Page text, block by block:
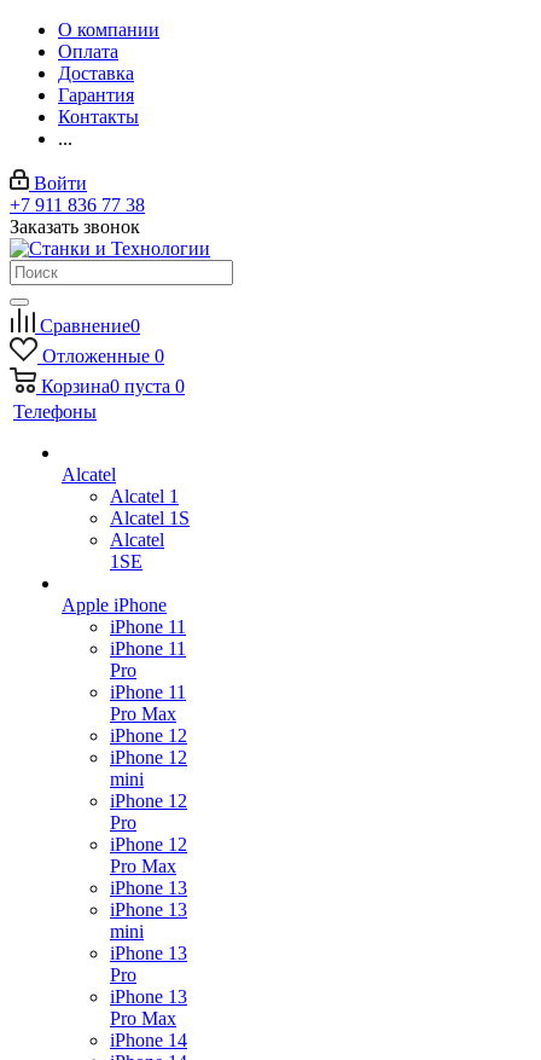
О компании
Оплата
Доставка
Гарантия
Контакты
...
Войти
+7 911 836 77 38
Заказать звонок
Сравнение0
Отложенные 0
Корзина0 пуста 0
Телефоны
Alcatel
Alcatel 1
Alcatel 1S
Alcatel
1SE
Apple iPhone
iPhone 11
iPhone 11
Pro
iPhone 11
Pro Max
iPhone 12
iPhone 12
mini
iPhone 12
Pro
iPhone 12
Pro Max
iPhone 13
iPhone 13
mini
iPhone 13
Pro
iPhone 13
Pro Max
iPhone 14